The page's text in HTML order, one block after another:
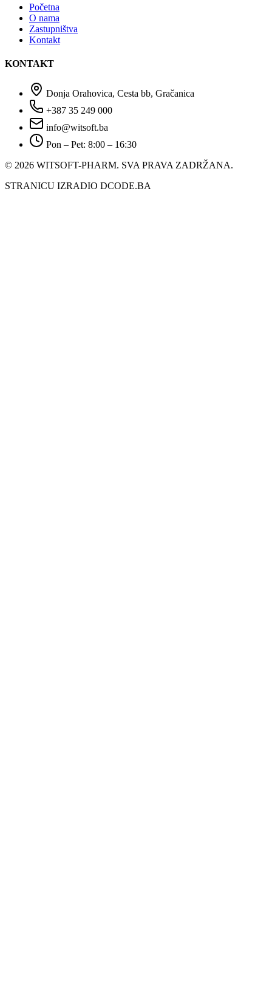
Početna
O nama
Zastupništva
Kontakt
KONTAKT
Donja Orahovica, Cesta bb, Gračanica
+387 35 249 000
info@witsoft.ba
Pon – Pet: 8:00 – 16:30
© 2026 WITSOFT-PHARM. SVA PRAVA ZADRŽANA.
STRANICU IZRADIO DCODE.BA